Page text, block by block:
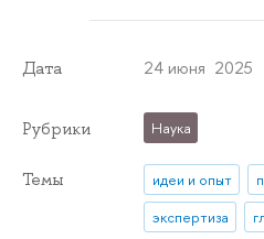
Дата 24 июня 2025
Рубрики Наука
Темы идеи и опыт
экспертиза